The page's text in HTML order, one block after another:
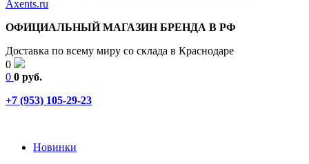
ОФИЦИАЛЬНЫЙ МАГАЗИН БРЕНДА В РФ
Доставка по всему миру со склада в Краснодаре
0
0 0 руб.
+7 (953) 105-29-23
Новинки